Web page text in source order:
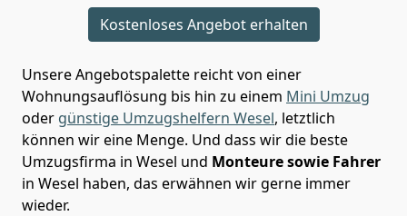
Kostenloses Angebot erhalten
Unsere Angebotspalette reicht von einer
Wohnungsauflösung bis hin zu einem Mini Umzug
oder günstige Umzugshelfern Wesel, letztlich
können wir eine Menge. Und dass wir die beste
Umzugsfirma in Wesel und Monteure sowie Fahrer
in Wesel haben, das erwähnen wir gerne immer
wieder.